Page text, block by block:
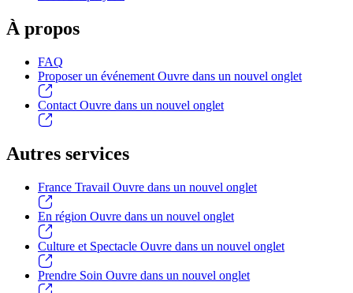
À propos
FAQ
Proposer un événement Ouvre dans un nouvel onglet
Contact Ouvre dans un nouvel onglet
Autres services
France Travail Ouvre dans un nouvel onglet
En région Ouvre dans un nouvel onglet
Culture et Spectacle Ouvre dans un nouvel onglet
Prendre Soin Ouvre dans un nouvel onglet